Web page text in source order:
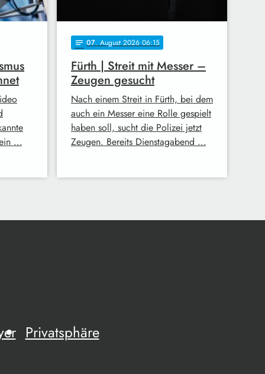
…
notes 07. August 2026 06:15
Fürth | Streit mit Messer –
Zeugen gesucht
Nach einem Streit in Fürth, bei dem
auch ein Messer eine Rolle gespielt
haben soll, sucht die Polizei jetzt
Zeugen. Bereits Dienstagabend …
Privatsphäre